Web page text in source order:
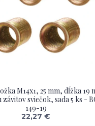
M14x1, 25 mm, dĺžka 19
sviečok, sada 5 ks -
149-19
22,27 €